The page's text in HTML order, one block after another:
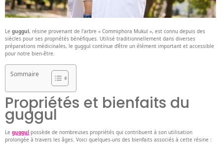
Le guggul, résine provenant de l’arbre « Commiphora Mukul », est connu depuis des
siècles pour ses propriétés bénéfiques. Utilisé traditionnellement dans diverses
préparations médicinales, le guggul continue d’être un élément important et accessible
pour notre bien-être.
Sommaire
Propriétés et bienfaits du
guggul
Le guggul possède de nombreuses propriétés qui contribuent à son utilisation
prolongée à travers les âges. Voici quelques-uns des bienfaits associés à cette résine :